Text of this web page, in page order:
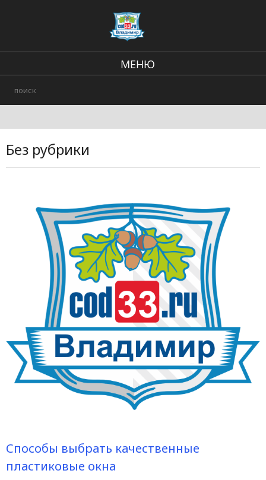
МЕНЮ
Без рубрики
Способы выбрать качественные
пластиковые окна